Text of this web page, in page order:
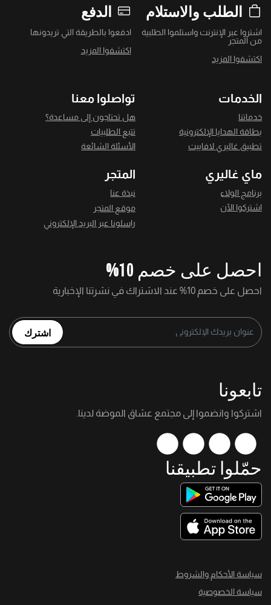
الطلب والاستلام
اشتروا عبر الإنترنت واستلموا الطلبية
من المتجر
اكتشفوا المزيد
الدفع
ادفعوا بالطريقة التي تريدونها
اكتشفوا المزيد
الخدمات
خدماتنا
بطاقة الهدايا الإلكترونية
تطبيق غاليري لافاييت
تواصلوا معنا
هل تحتاجون إلى مساعدة؟
تتبع الطلبيات
الأسئلة الشائعة
ماي غاليري
برنامج الولاء
اشتركوا الآن
المتجر
نبذة عنا
موقع المتجر
راسلونا عبر البريد الإلكتروني
احصل على خصم 10%
احصل على خصم 10% عند الاشتراك في نشرتنا الإخبارية
اشترك
تابعونا
اشتركوا وانضموا إلى مجتمع عشاق الموضة لدينا.
حمّلوا تطبيقنا
سياسة الأحكام والشروط
سياسة الخصوصية